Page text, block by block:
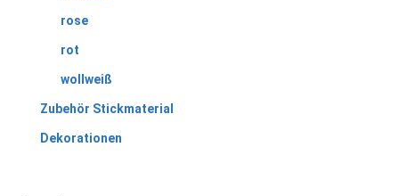
rose
rot
wollweiß
Zubehör Stickmaterial
Dekorationen